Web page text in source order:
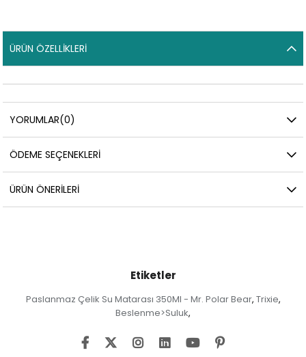
ÜRÜN ÖZELLIKLERI
YORUMLAR(0)
ÖDEME SEÇENEKLERI
ÜRÜN ÖNERILERI
Etiketler
Paslanmaz Çelik Su Matarası 350Ml - Mr. Polar Bear, Trixie,
Beslenme>Suluk,